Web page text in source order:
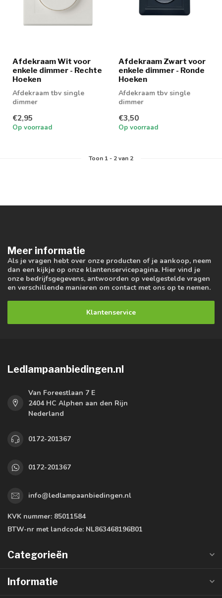
Afdekraam Wit voor
enkele dimmer - Rechte
Hoeken
Afdekraam tbv single
dimmer
€2,95
Op voorraad
Afdekraam Zwart voor
enkele dimmer - Ronde
Hoeken
Afdekraam tbv single
dimmer
€3,50
Op voorraad
Toon 1- 2van 2
Meer informatie
Als je vragen hebt over onze producten of je aankoop, neem
dan een kijkje op onze klantenservicepagina. Hier vind je
onze bedrijfsgegevens, antwoorden op veelgestelde vragen
en verschillende manieren om contact met ons op te nemen.
Klantenservice
Ledlampaanbiedingen.nl
Van Foreestlaan 7 E
2404 HC Alphen aan den Rijn
Nederland
0172-201367
0172-201367
info@ledlampaanbiedingen.nl
KVK nummer: 85011584
BTW-nr met landcode: NL863468196B01
Categorieën
Informatie